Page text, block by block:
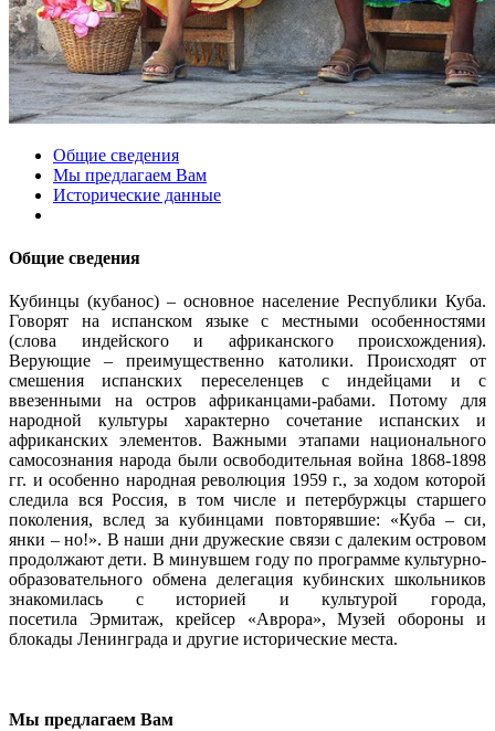
Общие сведения
Мы предлагаем Вам
Исторические данные
Общие сведения
Кубинцы (кубанос) – основное население Республики Куба.
Говорят на испанском языке с местными особенностями
(слова индейского и африканского происхождения).
Верующие – преимущественно католики. Происходят от
смешения испанских переселенцев с индейцами и с
ввезенными на остров африканцами-рабами. Потому для
народной культуры характерно сочетание испанских и
африканских элементов. Важными этапами национального
самосознания народа были освободительная война 1868-1898
гг. и особенно народная революция 1959 г., за ходом которой
следила вся Россия, в том числе и петербуржцы старшего
поколения, вслед за кубинцами повторявшие: «Куба – си,
янки – но!». В наши дни дружеские связи с далеким островом
продолжают дети. В минувшем году по программе культурно-
образовательного обмена делегация кубинских школьников
знакомилась с историей и культурой города,
посетила Эрмитаж, крейсер «Аврора», Музей обороны и
блокады Ленинграда и другие исторические места.
Мы предлагаем Вам